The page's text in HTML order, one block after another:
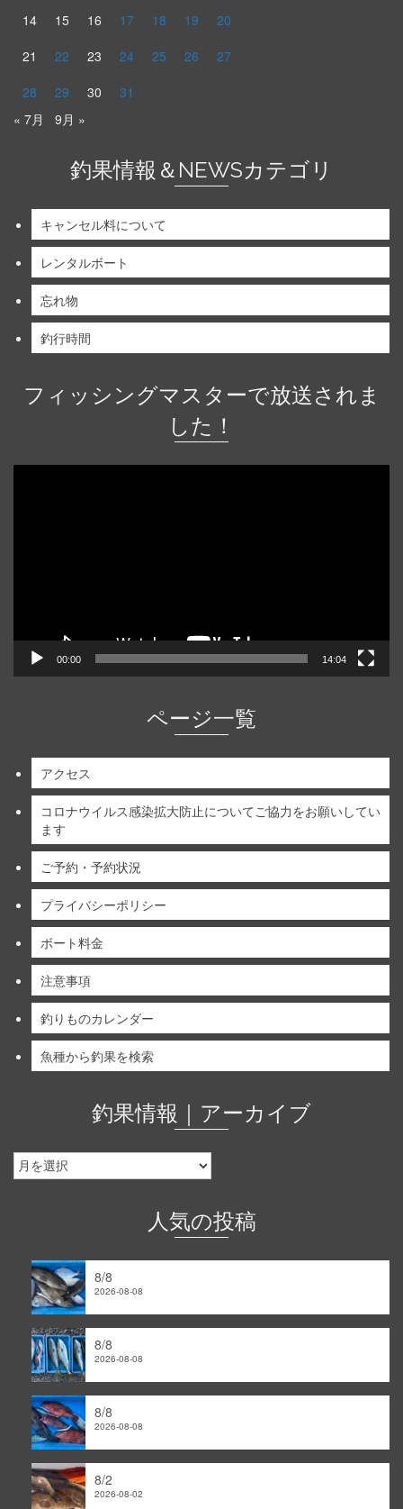
14
15 16 17 18 19
20
21
22 23 24 25 26
27
28
29 30
31
« 7月
9月 »
釣果情報＆NEWSカテゴリ
キャンセル料について
レンタルボート
忘れ物
釣行時間
フィッシングマスターで放送されま
した！
00:00 14:04
ページ一覧
アクセス
コロナウイルス感染拡大防止についてご協力をお願いしてい
ます
ご予約・予約状況
プライバシーポリシー
ボート料金
注意事項
釣りものカレンダー
魚種から釣果を検索
釣果情報｜アーカイブ
釣
果
人気の投稿
8/8
2026-08-08
8/8
2026-08-08
8/8
2026-08-08
8/2
2026-08-02